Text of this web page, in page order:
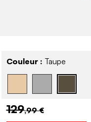
Couleur : Taupe
129,99 €